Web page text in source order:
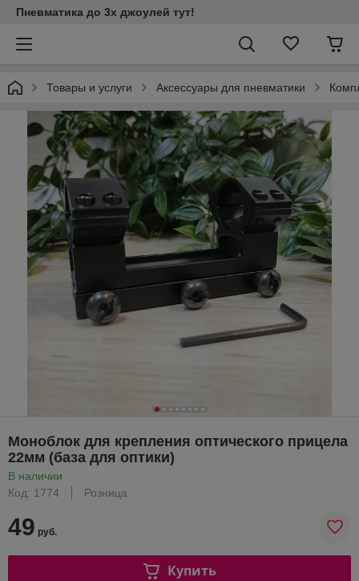
Пневматика до 3х джоулей тут!
Товары и услуги Аксессуары для пневматики
Моноблок для крепления оптического прицела
22мм (база для оптики)
В наличии
Код: 1774
Розница
49 руб.
Купить